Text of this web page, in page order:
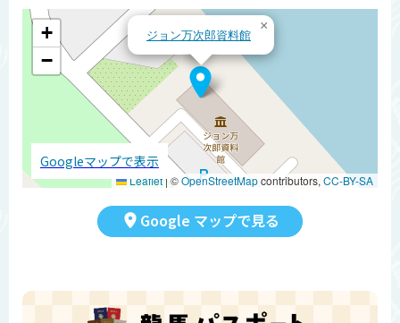
ジョン万次郎資料館
×
+
−
Leaflet | ©OpenStreetMapcontributors, CC-BY-SA
Googleマップで表示
Google マップで見る